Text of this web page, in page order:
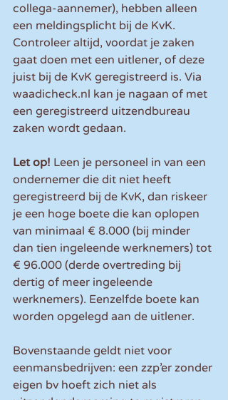
collega-aannemer), hebben alleen
een meldingsplicht bij de KvK.
Controleer altijd, voordat je zaken
gaat doen met een uitlener, of deze
juist bij de KvK geregistreerd is. Via
waadicheck.nl kan je nagaan of met
een geregistreerd uitzendbureau
zaken wordt gedaan.
Let op! Leen je personeel in van een
ondernemer die dit niet heeft
geregistreerd bij de KvK, dan riskeer
je een hoge boete die kan oplopen
van minimaal € 8.000 (bij minder
dan tien ingeleende werknemers) tot
€ 96.000 (derde overtreding bij
dertig of meer ingeleende
werknemers). Eenzelfde boete kan
worden opgelegd aan de uitlener.
Bovenstaande geldt niet voor
eenmansbedrijven: een zzp’er zonder
eigen bv hoeft zich niet als